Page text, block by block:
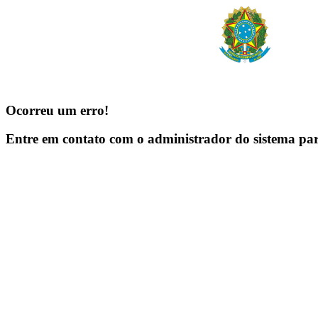
Ocorreu um erro!
Entre em contato com o administrador do sistema